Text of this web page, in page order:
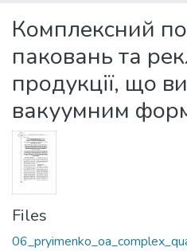
Комплексний
паковань та
продукції, що
вакуумним
Files